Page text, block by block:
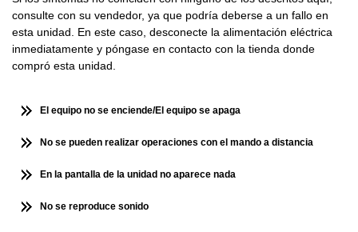
consulte con su vendedor, ya que podría deberse a un fallo en
esta unidad. En este caso, desconecte la alimentación eléctrica
inmediatamente y póngase en contacto con la tienda donde
compró esta unidad.
El equipo no se enciende/El equipo se apaga
No se pueden realizar operaciones con el mando a distancia
En la pantalla de la unidad no aparece nada
No se reproduce sonido